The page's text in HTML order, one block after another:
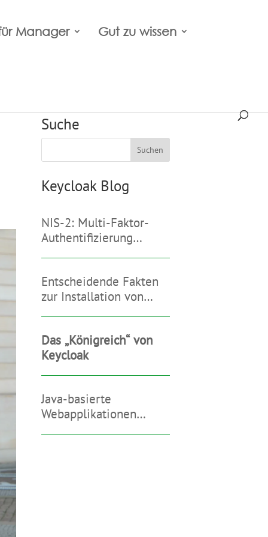
Manager Gut zu wissen
Suche
Keycloak Blog
NIS-2: Multi-Faktor-
Authentifizierung
Entscheidende Fakten
zur Installation von
Das „Königreich“ von
Keycloak
Java-basierte
Webapplikationen